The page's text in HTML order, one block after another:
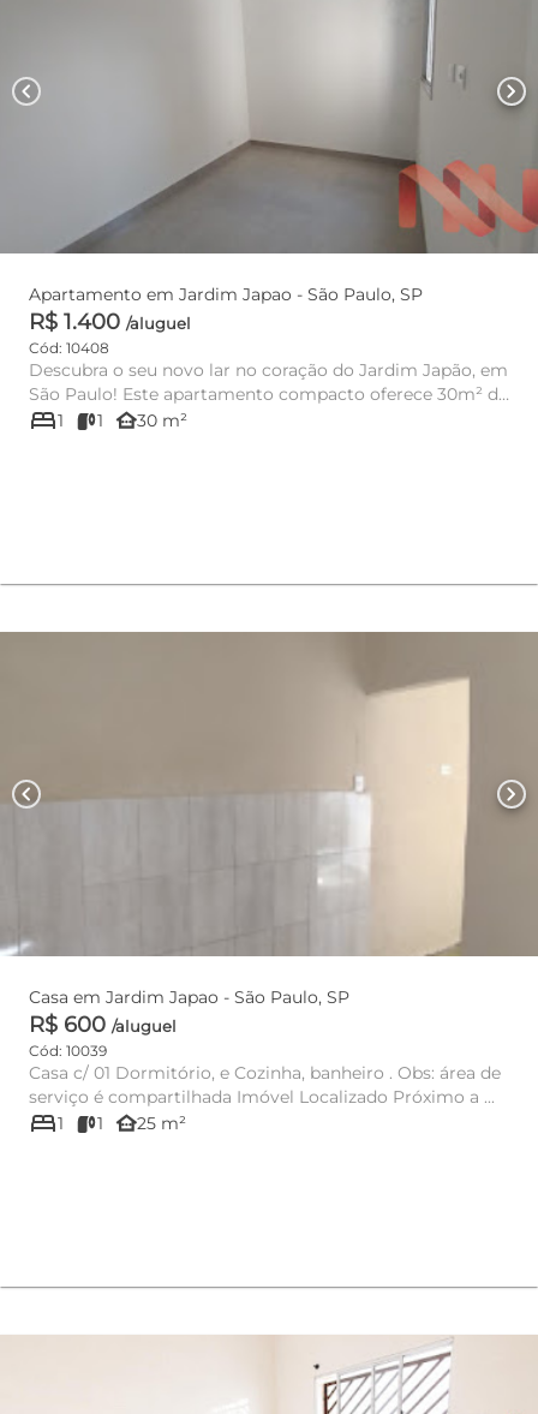
chevron_left chevron_right
Apartamento em Jardim Japao - São Paulo, SP
R$ 1.400 /aluguel
Cód: 10408
Descubra o seu novo lar no coração do Jardim Japão, em
São Paulo! Este apartamento compacto oferece 30m² de
área útil, ...
bed1 1 other_houses30 m²
chevron_left chevron_right
Casa em Jardim Japao - São Paulo, SP
R$ 600 /aluguel
Cód: 10039
Casa c/ 01 Dormitório, e Cozinha, banheiro . Obs: área de
serviço é compartilhada Imóvel Localizado Próximo a ...
bed1 1 other_houses25 m²